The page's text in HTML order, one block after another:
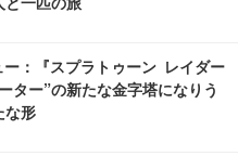
：『スプラトゥーン レイダー
ター”の新たな金字塔になりう
な形